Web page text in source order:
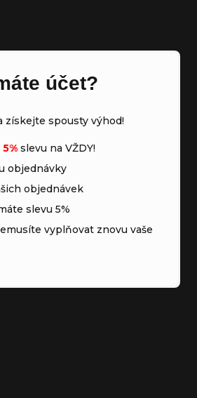
účet?
získejte spousty výhod!
5% slevu na VŽDY!
objednávky
objednávek
slevu 5%
vyplňovat znovu vaše